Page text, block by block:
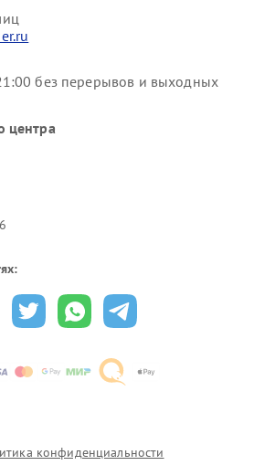
без перерывов и выходных
центра
конфиденциальности